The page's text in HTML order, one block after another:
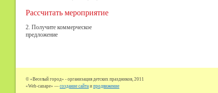
Рассчитать мероприятие
2. Получите коммерческое
предложение
© «Веселый город» - организация детских праздников, 2011
«Web-canape» — создание сайта и продвижение